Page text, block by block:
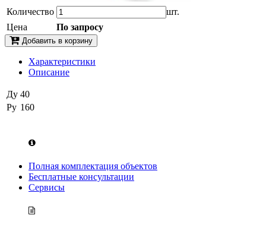
Количество
шт.
Цена
По запросу
Добавить в корзину
Характеристики
Описание
Ду 40
Ру 160
Полная комплектация объектов
Бесплатные консультации
Сервисы